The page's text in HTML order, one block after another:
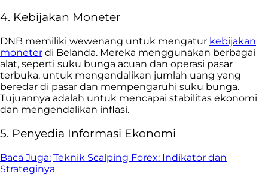
4. Kebijakan Moneter
DNB memiliki wewenang untuk mengatur kebijakan
moneter di Belanda. Mereka menggunakan berbagai
alat, seperti suku bunga acuan dan operasi pasar
terbuka, untuk mengendalikan jumlah uang yang
beredar di pasar dan mempengaruhi suku bunga.
Tujuannya adalah untuk mencapai stabilitas ekonomi
dan mengendalikan inflasi.
5. Penyedia Informasi Ekonomi
Baca Juga: Teknik Scalping Forex: Indikator dan
Strateginya